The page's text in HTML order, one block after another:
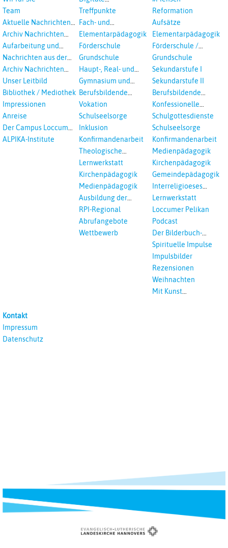
Team
Aktuelle Nachrichten
aus dem RPI
Archiv Nachrichten
aus dem RPI ab 2018
Aufarbeitung und
Prävention
Landeskirche und EKD
Nachrichten aus der
Landeskirche
Archiv Nachrichten
aus der Landeskirche
Unser Leitbild
Bibliothek / Mediothek
Impressionen
Anreise
Der Campus Loccum
und Loccumer
ALPIKA-Institute
Veranstaltungen
Treffpunkte
Fach- und
Studientagungen
Elementarpädagogik
Förderschule
Grundschule
Haupt-, Real- und
Oberschule
Gymnasium und
Gesamtschule
Berufsbildende
Schulen
Vokation
Schulseelsorge
Inklusion
Konfirmandenarbeit
Theologische
Fortbildungen,
Interreligöses Lernen
Lernwerkstatt
Kirchenpädagogik
Medienpädagogik
Ausbildung der
Vikar*innen
RPI-Regional
Abrufangebote
Wettbewerb
Reformation
Aufsätze
Elementarpädagogik
Förderschule /
Inklusion
Grundschule
Sekundarstufe I
Sekundarstufe II
Berufsbildende
Schulen
Konfessionelle
Kooperation
Schulgottesdienste
Schulseelsorge
Konfirmandenarbeit
Medienpädagogik
Kirchenpädagogik
Gemeindepädagogik
Interreligioeses
Lernen
Lernwerkstatt
Loccumer Pelikan
Podcast
Der Bilderbuch-
Podcast
Spirituelle Impulse
Impulsbilder
Rezensionen
Weihnachten
Mit Kunst
Kontakt
Impressum
Datenschutz